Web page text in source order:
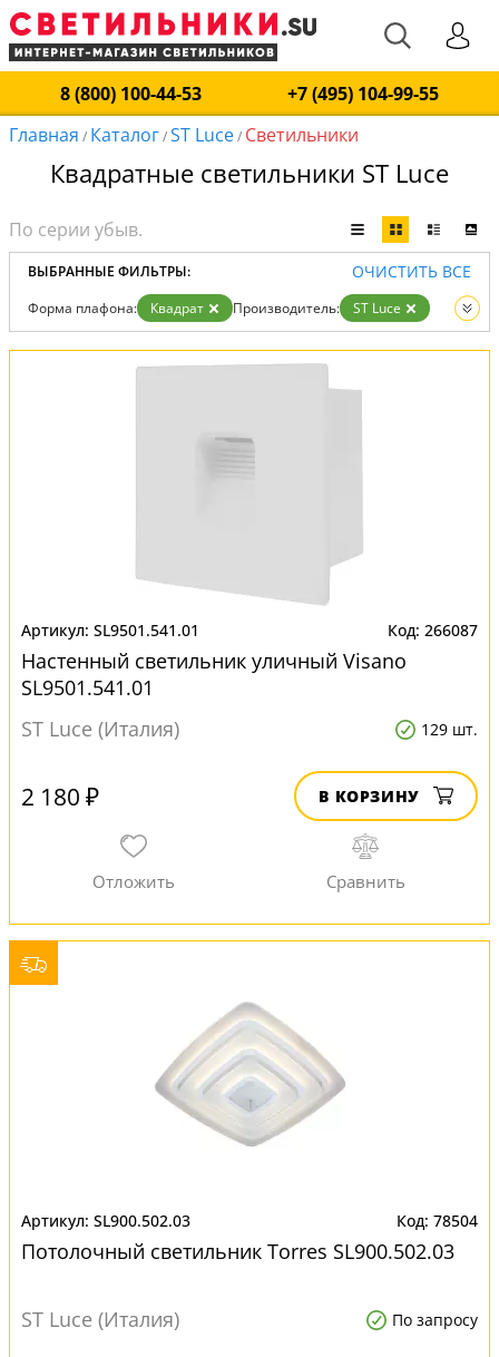
8 (800) 100-44-53
+7 (495) 104-99-55
Главная / Каталог/ST Luce/ Светильники
Квадратные светильники ST Luce
ВЫБРАННЫЕ ФИЛЬТРЫ: ОЧИСТИТЬ ВСЕ
Форма плафона: Квадрат Производитель:
ST Luce
Вид:
Светильники
SL9501.541.01 266087
Настенный светильник уличный Visano
SL9501.541.01
ST Luce (Италия)
129 шт.
2 180 ₽ В КОРЗИНУ
SL900.502.03 78504
Потолочный светильник Torres SL900.502.03
ST Luce (Италия) По запросу